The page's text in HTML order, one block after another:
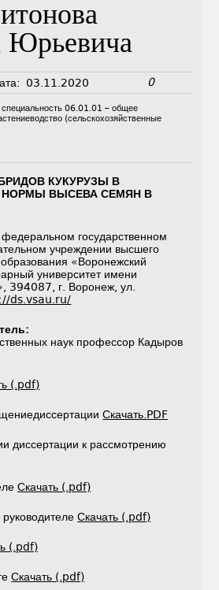
03.11.2020 0
специальность 06.01.01 – общее
(сельскохозяйственные
КУКУРУЗЫ В
ВЫСЕВА СЕМЯН В
государственном
учреждении высшего
«Воронежский
университет имени
394087, г. Воронеж, ул.
ds.vsau.ru/
:
наук профессор Кадыров
(.pdf)
Скачать.PDF
диссертации к рассмотрению
Скачать (.pdf)
Скачать (.pdf)
(.pdf)
Скачать (.pdf)